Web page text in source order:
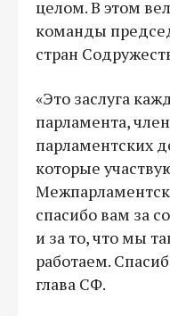
целом. В этом
команды
стран
«Это заслуга
парламента,
парламентских
которые
спасибо вам за
и за то, что мы
работаем.
глава СФ.